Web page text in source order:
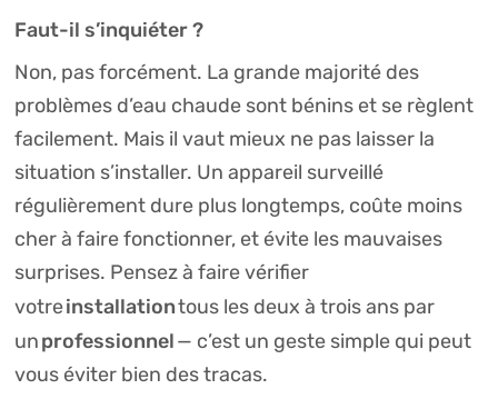
Faut-il s’inquiéter ?
Non, pas forcément. La grande majorité des
problèmes d’eau chaude sont bénins et se règlent
facilement. Mais il vaut mieux ne pas laisser la
situation s’installer. Un appareil surveillé
régulièrement dure plus longtemps, coûte moins
cher à faire fonctionner, et évite les mauvaises
surprises. Pensez à faire vérifier
votreinstallationtous les deux à trois ans par
unprofessionnel— c’est un geste simple qui peut
vous éviter bien des tracas.